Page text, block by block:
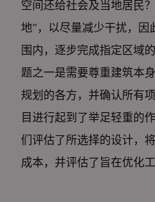
空间还给社会及当地居民
地”，以尽量减少干扰，因
围内，逐步完成指定区域
题之一是需要尊重建筑本
规划的各方，并确认所有
目进行起到了举足轻重的
们评估了所选择的设计，
成本，并评估了旨在优化